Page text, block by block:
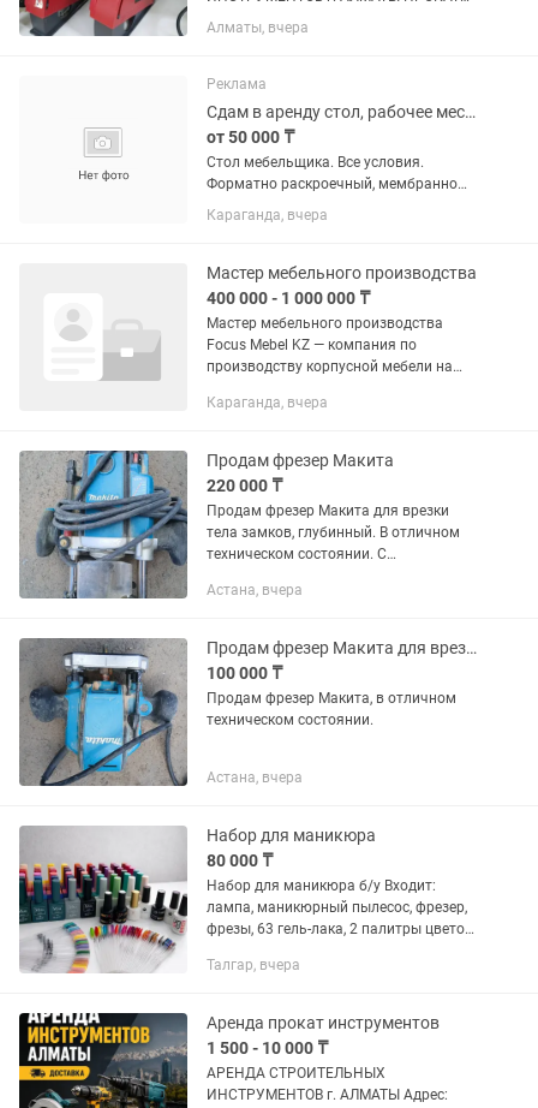
ПЛЮС Адрес: Аксай 1а 27 Б/1 (
напротив кар сити) Быстро, удобно,
состоянии Надежный инструмент для
вашего ремонта! ...
Алматы, вчера
Реклама
Сдам в аренду стол, рабочее место для сборки мебели
от 50 000 ₸
Стол мебельщика. Все условия.
Форматно раскроечный, мембранно
вакуумный пресс, фрезер с ЧПУ,
кромка. Тёплые полы, душ
Караганда, вчера
Мастер мебельного производства
400 000 - 1 000 000 ₸
Мастер мебельного производства
Focus Mebel KZ — компания по
производству корпусной мебели на
гардеробные, прихожие, офисную и
Караганда, вчера
Продам фрезер Макита
220 000 ₸
Продам фрезер Макита для врезки
тела замков, глубинный. В отличном
техническом состоянии. С
отлично, без проблем
Астана, вчера
Продам фрезер Макита для врезки замков, лицевой. С копировальным кольцом
100 000 ₸
Продам фрезер Макита, в отличном
техническом состоянии.
Астана, вчера
Набор для маникюра
80 000 ₸
Набор для маникюра б/у Входит:
лампа, маникюрный пылесос, фрезер,
фрезы, 63 гель-лака, 2 палитры цветов.
стразы, верхние формы, 2 уп. типс,
Талгар, вчера
Аренда прокат инструментов
1 500 - 10 000 ₸
АРЕНДА СТРОИТЕЛЬНЫХ
ИНСТРУМЕНТОВ г. АЛМАТЫ Адрес: